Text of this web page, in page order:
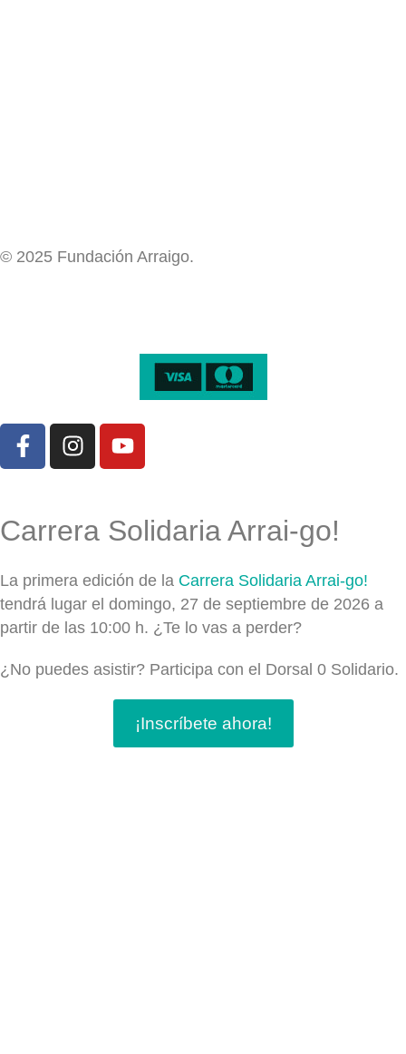
© 2025 Fundación Arraigo.
Carrera Solidaria Arrai-go!
La primera edición de la Carrera Solidaria Arrai-go!
tendrá lugar el domingo, 27 de septiembre de 2026 a
partir de las 10:00 h. ¿Te lo vas a perder?
¿No puedes asistir? Participa con el Dorsal 0 Solidario.
¡Inscríbete ahora!